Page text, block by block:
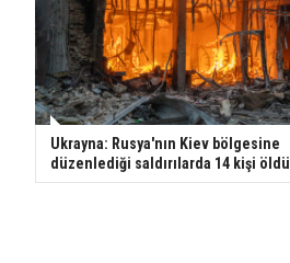
Ukrayna: Rusya'nın Kiev bölgesine
düzenlediği saldırılarda 14 kişi öldü